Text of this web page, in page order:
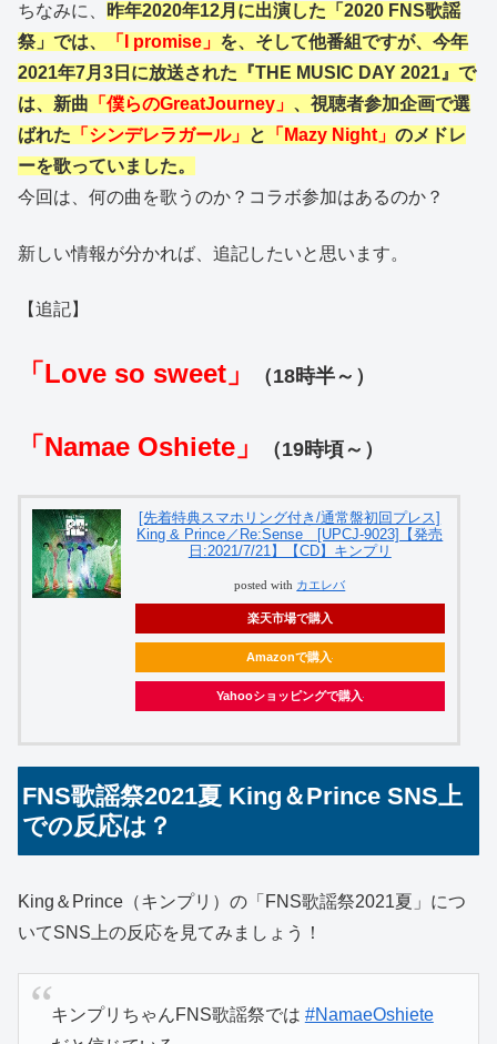
ちなみに、
昨年2020年12月に出演した「2020 FNS歌謡
祭」では、
「I promise」 を、そして他番組ですが、今年
2021年7月3日に放送された 『THE MUSIC DAY 2021』で
は、新曲 「僕らのGreatJourney」 、 視聴者参加企画で選
ばれた 「シンデレラガール」 と 「Mazy Night」 のメドレ
ーを歌っていました。
今回は、何の曲を歌うのか？コラボ参加はあるのか？
新しい情報が分かれば、追記したいと思います。
【追記】
「Love so sweet」 （18時半～）
「Namae Oshiete」 （19時頃～）
[先着特典スマホリング付き/通常盤初回プレス]
King & Prince／Re:Sense [UPCJ-9023]【発売
日:2021/7/21】【CD】キンプリ
posted with カエレバ
楽天市場で購入
Amazonで購入
Yahooショッピングで購入
FNS歌謡祭2021夏 King＆Prince SNS上
での反応は？
King＆Prince（キンプリ）の「FNS歌謡祭2021夏」につ
いてSNS上の反応を見てみましょう！
キンプリちゃんFNS歌謡祭では #NamaeOshiete